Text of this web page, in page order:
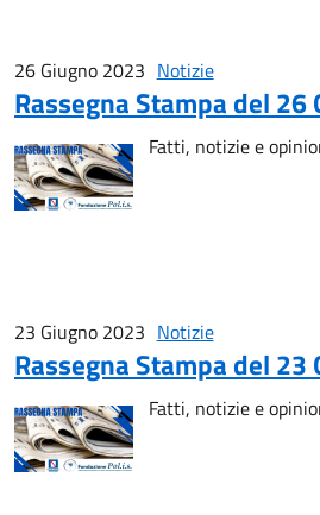
26 Giugno 2023 Notizie
Rassegna Stampa del 26
Fatti, notizie e
23 Giugno 2023 Notizie
Rassegna Stampa del 23
Fatti, notizie e